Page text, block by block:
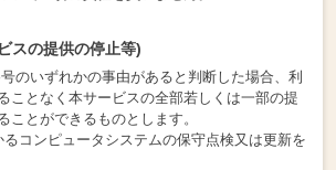
スの提供の停止等)
のいずれかの事由があると判断した場合、利
ことなく本サービスの全部若しくは一部の提
ことができるものとします。
コンピュータシステムの保守点検又は更新を